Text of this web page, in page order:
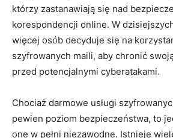
którzy zastanawiają się nad
korespondencji online. W
więcej osób decyduje się na
szyfrowanych maili, aby chronić
przed potencjalnymi cyberatakami.
Chociaż darmowe usługi
pewien poziom bezpieczeństwa, to
one w pełni niezawodne. Istnieje